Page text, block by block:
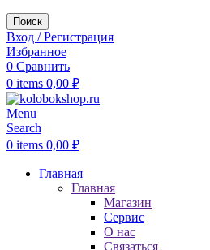
Поиск
Вход / Регистрация
Избранное
0 Сравнить
0 items 0,00 ₽
Menu
Search
0 items 0,00 ₽
Главная
Главная
Магазин
Сервис
О нас
Связаться